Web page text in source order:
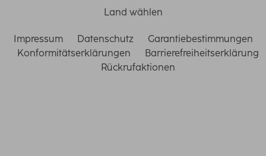
Land wählen
Impressum Datenschutz
Garantiebestimmungen
Konformitätserklärungen
Barrierefreiheitserklärung
Rückrufaktionen